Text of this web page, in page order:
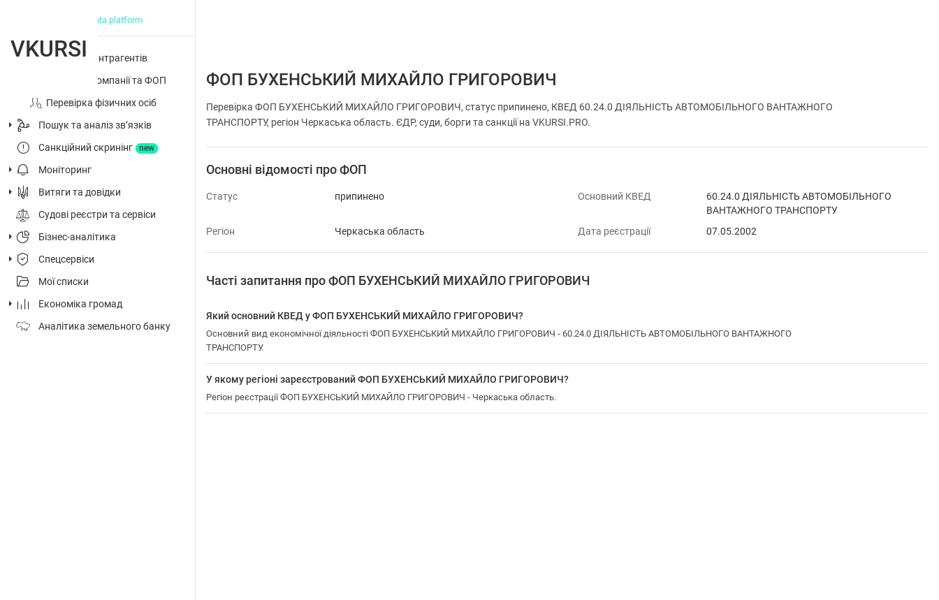
big data platform
Перевірка контрагентів
Досьє на компанії та ФОП
Перевірка фізичних осіб
Пошук та аналіз звʼязків
Санкційний скринінг
new
Моніторинг
Витяги та довідки
Судові реєстри та сервіси
Бізнес-аналітика
Спецсервіси
Мої списки
Економіка громад
Аналітика земельного банку
ФОП БУХЕНСЬКИЙ МИХАЙЛО ГРИГОРОВИЧ
Перевірка ФОП БУХЕНСЬКИЙ МИХАЙЛО ГРИГОРОВИЧ, статус припинено, КВЕД 60.24.0 ДІЯЛЬНІСТЬ АВТОМОБІЛЬНОГО ВАНТАЖНОГО
ТРАНСПОРТУ, регіон Черкаська область. ЄДР, суди, борги та санкції на VKURSI.PRO.
Основні відомості про ФОП
Статус припинено Основний КВЕД
60.24.0 ДІЯЛЬНІСТЬ АВТОМОБІЛЬНОГО
ВАНТАЖНОГО ТРАНСПОРТУ
Регіон
Черкаська область Дата реєстрації 07.05.2002
Часті запитання про ФОП БУХЕНСЬКИЙ МИХАЙЛО ГРИГОРОВИЧ
Який основний КВЕД у ФОП БУХЕНСЬКИЙ МИХАЙЛО ГРИГОРОВИЧ?
Основний вид економічної діяльності ФОП БУХЕНСЬКИЙ МИХАЙЛО ГРИГОРОВИЧ - 60.24.0 ДІЯЛЬНІСТЬ АВТОМОБІЛЬНОГО ВАНТАЖНОГО
ТРАНСПОРТУ.
У якому регіоні зареєстрований ФОП БУХЕНСЬКИЙ МИХАЙЛО ГРИГОРОВИЧ?
Регіон реєстрації ФОП БУХЕНСЬКИЙ МИХАЙЛО ГРИГОРОВИЧ - Черкаська область.
VKURSI